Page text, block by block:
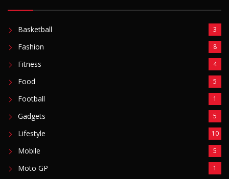
Basketball 3
Fashion 8
Fitness 4
Food 5
Football 1
Gadgets 5
Lifestyle 10
Mobile 5
Moto GP 1